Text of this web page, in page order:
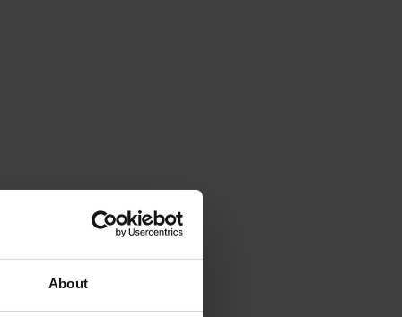
About